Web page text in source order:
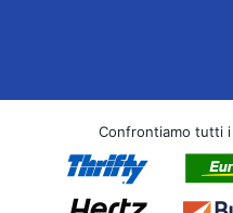
Confrontiamo tutti